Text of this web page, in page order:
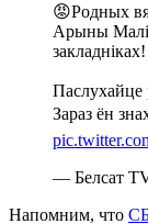
😡Родных
Арыны
закладніках!
Паслухайце
Зараз ён
— Белсат
Напомним, что